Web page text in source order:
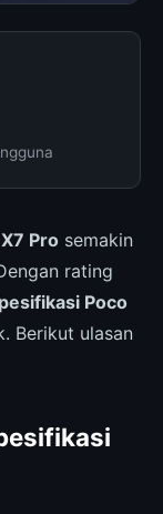
Pro semakin
rating
Poco
Berikut ulasan